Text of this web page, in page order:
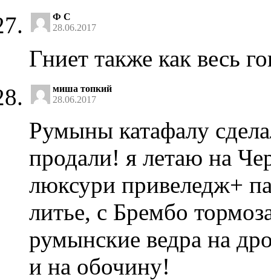
Ф С
28.06.2017
Гниет также как весь
миша топкий
28.06.2017
Румыны катафалу
продали! я летаю на
люксури привеледж+
литье, с Брембо
румынские ведра на
и на обочину!